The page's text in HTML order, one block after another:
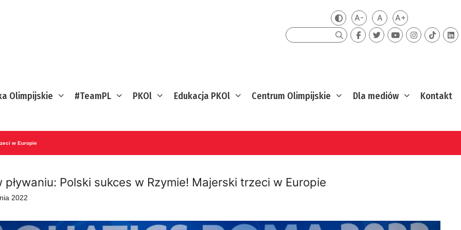
Zmień kontrast
A-Mniejsza czcionka
ADomyślna czcionka
A+Większa
Szukaj
Olimpijskie #TeamPL PKOl Edukacja PKOl Centrum Olimpijskie Dla mediów Kontakt
w Europie
pływaniu: Polski sukces w Rzymie! Majerski trzeci w Europie
2022